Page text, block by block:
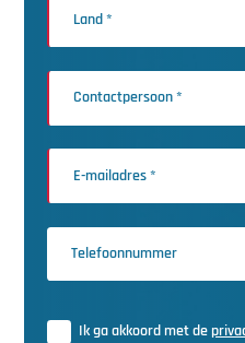
Ik ga akkoord met de